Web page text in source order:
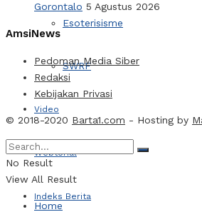
Esoterisisme
SWRF
Video
Webtorial
Indeks Berita
Gorontalo 5 Agustus 2026
AmsiNews
Pedoman Media Siber
Redaksi
Kebijakan Privasi
© 2018-2020 Barta1.com - Hosting by
No Result
View All Result
Home